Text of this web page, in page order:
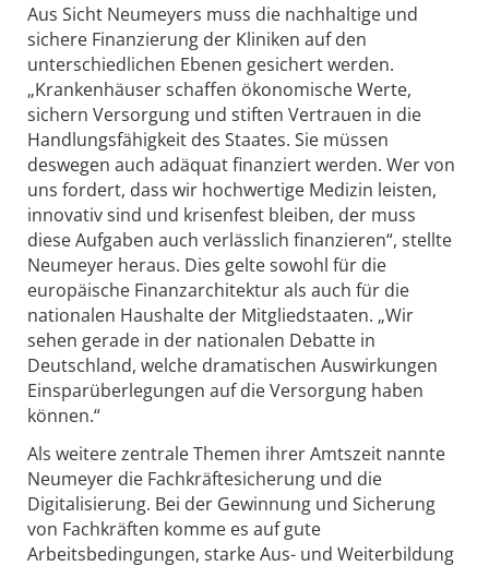
Aus Sicht Neumeyers muss die nachhaltige und
sichere Finanzierung der Kliniken auf den
unterschiedlichen Ebenen gesichert werden.
„Krankenhäuser schaffen ökonomische Werte,
sichern Versorgung und stiften Vertrauen in die
Handlungsfähigkeit des Staates. Sie müssen
deswegen auch adäquat finanziert werden. Wer von
uns fordert, dass wir hochwertige Medizin leisten,
innovativ sind und krisenfest bleiben, der muss
diese Aufgaben auch verlässlich finanzieren“, stellte
Neumeyer heraus. Dies gelte sowohl für die
europäische Finanzarchitektur als auch für die
nationalen Haushalte der Mitgliedstaaten. „Wir
sehen gerade in der nationalen Debatte in
Deutschland, welche dramatischen Auswirkungen
Einsparüberlegungen auf die Versorgung haben
können.“
Als weitere zentrale Themen ihrer Amtszeit nannte
Neumeyer die Fachkräftesicherung und die
Digitalisierung. Bei der Gewinnung und Sicherung
von Fachkräften komme es auf gute
Arbeitsbedingungen, starke Aus- und Weiterbildung